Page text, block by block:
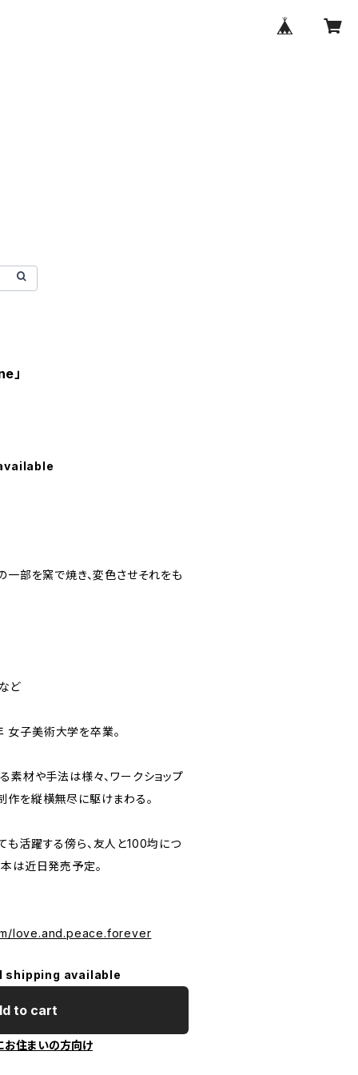
」
一部を窯で焼き、変色させそれをも
ど
子美術大学を卒業。
素材や手法は様々、ワークショップ
作を縦横無尽に駆けまわる。
も活躍する傍ら、友人と100均につ
は近日発売予定。
love.and.peace.forever
shipping available
to cart
お住まいの方向け